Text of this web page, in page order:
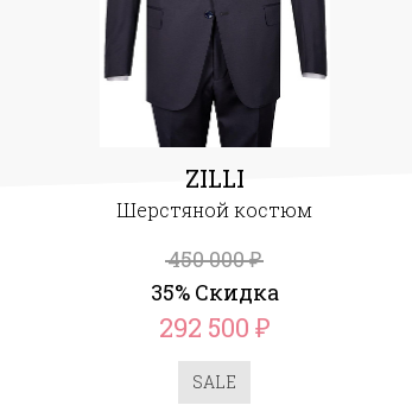
ZILLI
Шерстяной костюм
450 000₽
35% Скидка
292 500 ₽
SALE